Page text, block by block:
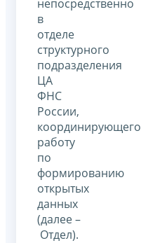
непосредственно
в
отделе
структурного
подразделения
ЦА
ФНС
России,
координирующего
работу
по
формированию
открытых
данных
(далее –
Отдел).